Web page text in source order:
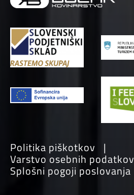
Politika piškotkov
Varstvo osebnih podatkov
Splošni pogoji poslovanja